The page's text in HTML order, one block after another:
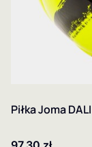
Cena